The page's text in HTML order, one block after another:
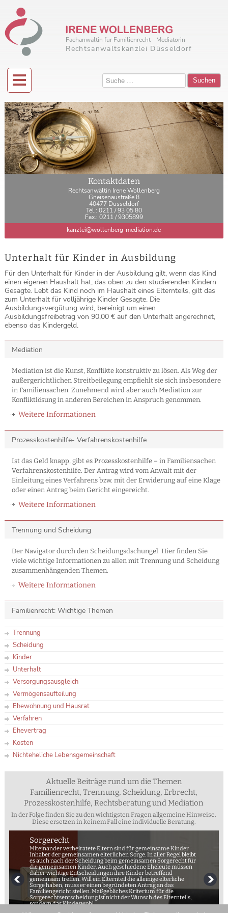
Fachanwältin für Familienrecht - Mediatorin
Rechtsanwaltskanzlei Düsseldorf
Suchen
Kontaktdaten
Rechtsanwältin Irene Wollenberg
Gneisenaustraße 8
40477 Düsseldorf
Tel.: 0211 / 93 05 80
Fax.: 0211 / 9305899
kanzlei@wollenberg-mediation.de
Unterhalt für Kinder in Ausbildung
Für den Unterhalt für Kinder in der Ausbildung gilt, wenn das Kind
einen eigenen Haushalt hat, das oben zu den studierenden Kindern
Gesagte. Lebt das Kind noch im Haushalt eines Elternteils, gilt das
zum Unterhalt für volljährige Kinder Gesagte. Die
Ausbildungsvergütung wird, bereinigt um einen
Ausbildungsfreibetrag von 90,00 € auf den Unterhalt angerechnet,
ebenso das Kindergeld.
Mediation
Mediation ist die Kunst, Konflikte konstruktiv zu lösen. Als Weg der
außergerichtlichen Streitbeilegung empfiehlt sie sich insbesondere
in Familiensachen. Zunehmend wird aber auch Mediation zur
Konfliktlösung in anderen Bereichen in Anspruch genommen.
Weitere Informationen
Prozesskostenhilfe- Verfahrenskostenhilfe
Ist das Geld knapp, gibt es Prozesskostenhilfe – in Familiensachen
Verfahrenskostenhilfe. Der Antrag wird vom Anwalt mit der
Einleitung eines Verfahrens bzw. mit der Erwiderung auf eine Klage
oder einen Antrag beim Gericht eingereicht.
Weitere Informationen
Trennung und Scheidung
Der Navigator durch den Scheidungsdschungel. Hier finden Sie
viele wichtige Informationen zu allen mit Trennung und Scheidung
zusammenhängenden Themen.
Weitere Informationen
Familienrecht: Wichtige Themen
Trennung
Scheidung
Kinder
Unterhalt
Versorgungsausgleich
Vermögensaufteilung
Ehewohnung und Hausrat
Verfahren
Ehevertrag
Kosten
Nichteheliche Lebensgemeinschaft
Aktuelle Beiträge rund um die Themen
Familienrecht, Trennung, Scheidung, Erbrecht,
Prozesskostenhilfe, Rechtsberatung und Mediation
In der Folge finden Sie zu den wichtigsten Fragen allgemeine Hinweise.
Diese ersetzen in keinem Fall eine individuelle Beratung.
Sorgerecht
Miteinander verheiratete Eltern sind für gemeinsame Kinder
Inhaber der gemeinsamen elterlichen Sorge. In aller Regel bleibt
es auch nach der Scheidung beim gemeinsamen Sorgerecht für
die gemeinsamen Kinder. Auch geschiedene Eheleute müssen
daher wichtige Entscheidungen ihre Kinder betreffend
gemeinsam treffen. Will ein Elternteil die alleinige elterliche
Sorge haben, muss er einen begründeten Antrag an das
Familiengericht stellen. Maßgebliches Kriterium für die
Sorgerechtsentscheidung ist nicht der Wunsch des Elternteils,
sondern das Kindeswohl.